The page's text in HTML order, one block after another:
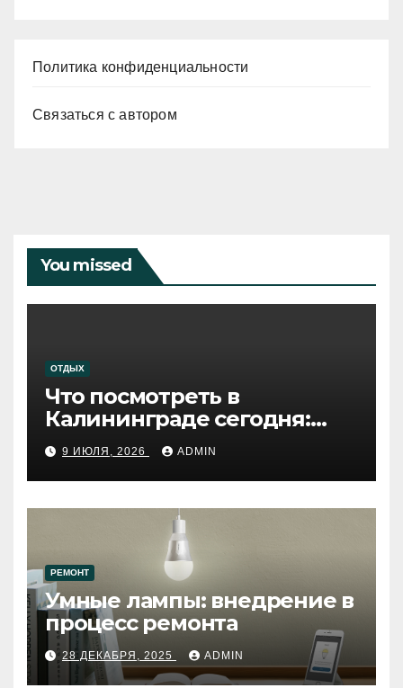
Политика конфиденциальности
Связаться с автором
You missed
ОТДЫХ
Что посмотреть в
Калининграде сегодня:
путеводитель по самому
западному городу России
9 ИЮЛЯ, 2026 ADMIN
РЕМОНТ
Умные лампы: внедрение в
процесс ремонта
28 ДЕКАБРЯ, 2025 ADMIN